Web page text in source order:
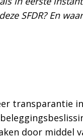
SFDR? En
transparantie
door middel